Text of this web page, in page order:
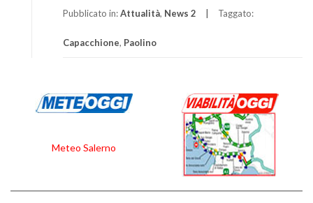
Pubblicato in:Attualità, News 2 Taggato:
Capacchione, Paolino
Meteo Salerno